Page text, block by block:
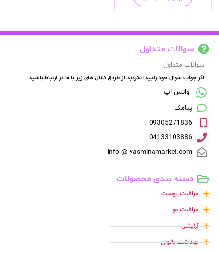
سوالات متداول
سوالات متداول
اگر جواب سوال خود را پیدا نکردید از طریق کانال های زیر با ما در ارتباط باشید
واتس اپ
پیامک
09305271836
04133103886
info @ yasminamarket.com
دسته بندی محصولات
مراقبت پوست
مراقبت مو
آرایشی
بهداشت بانوان